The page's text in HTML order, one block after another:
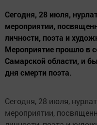
Сегодня, 28 июля,
мероприятии,
личности, поэта и
Мероприятие прошло в
Самарской области, и
дня смерти поэта.
Сегодня, 28 июля,
мероприятии,